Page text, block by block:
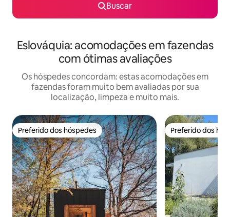
Buscar
Eslováquia: acomodações em fazendas
com ótimas avaliações
Os hóspedes concordam: estas acomodações em
fazendas foram muito bem avaliadas por sua
localização, limpeza e muito mais.
Preferido dos hóspedes
Preferido dos hóspedes Preferido dos
Preferido dos